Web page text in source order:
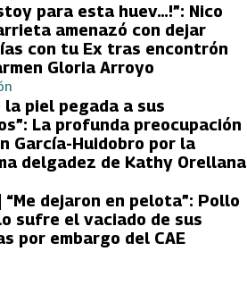
para esta huev…!”: Nico
amenazó con dejar
con tu Ex tras encontrón
Gloria Arroyo
la piel pegada a sus
La profunda preocupación
García-Huidobro por la
delgadez de Kathy Orellana
“Me dejaron en pelota”: Pollo
sufre el vaciado de sus
por embargo del CAE